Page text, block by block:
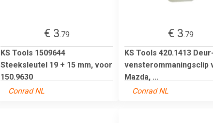
€ 3.79
KS Tools 1509644
Steeksleutel 19 + 15 mm, voor
150.9630
Conrad NL
€ 3.79
KS Tools 420.1413
vensterommaningsclip
Mazda, ...
Conrad NL